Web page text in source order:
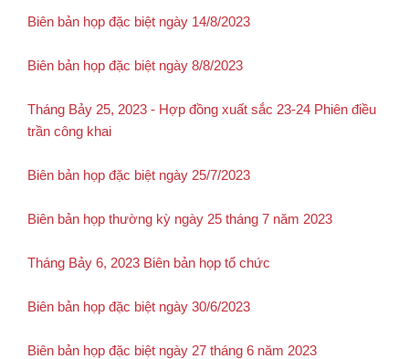
Biên bản họp đặc biệt ngày 14/8/2023
Biên bản họp đặc biệt ngày 8/8/2023
Tháng Bảy 25, 2023 - Hợp đồng xuất sắc 23-24 Phiên điều
trần công khai
Biên bản họp đặc biệt ngày 25/7/2023
Biên bản họp thường kỳ ngày 25 tháng 7 năm 2023
Tháng Bảy 6, 2023 Biên bản họp tổ chức
Biên bản họp đặc biệt ngày 30/6/2023
Biên bản họp đặc biệt ngày 27 tháng 6 năm 2023